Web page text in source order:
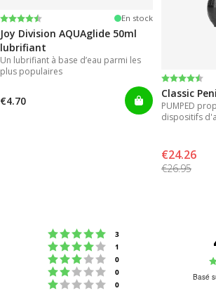
Note:
4.2 sur 5 étoiles En stock
Joy Division AQUAglide 50ml
lubrifiant
Un lubrifiant à base d’eau parmi les
plus populaires
€4.70
Note:
4.3 sur 5
Classic
PUMPED
dispositifs
€24.26
€26.95
Note : 5 étoiles sur 5
3
Note : 4 étoiles sur 5
1
Note : 3 étoiles sur 5
0
Note : 2 étoiles sur 5
0
Note : 1 étoiles sur 5
0
Basé